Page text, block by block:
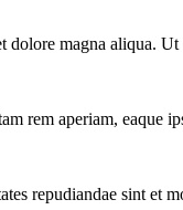
magna aliqua.
rem aperiam, eaque
repudiandae sint et